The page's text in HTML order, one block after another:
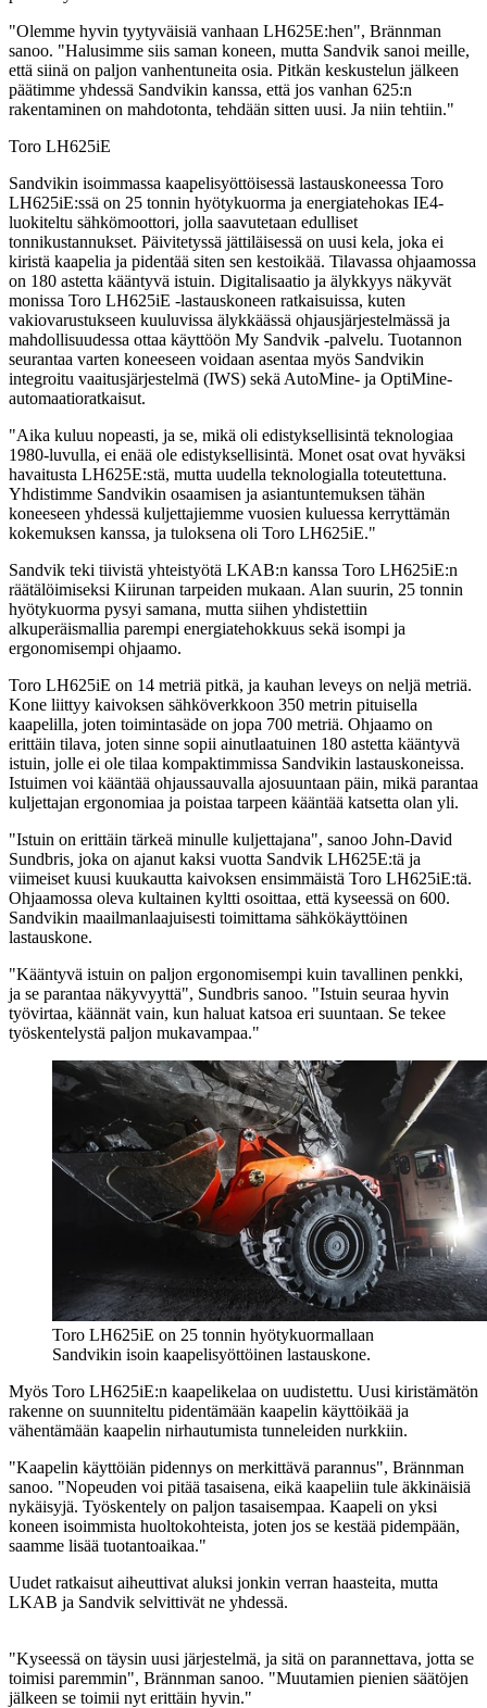
"Olemme hyvin tyytyväisiä vanhaan LH625E:hen", Brännman
sanoo. "Halusimme siis saman koneen, mutta Sandvik sanoi meille,
että siinä on paljon vanhentuneita osia. Pitkän keskustelun jälkeen
päätimme yhdessä Sandvikin kanssa, että jos vanhan 625:n
rakentaminen on mahdotonta, tehdään sitten uusi. Ja niin tehtiin."
Toro LH625iE
Sandvikin isoimmassa kaapelisyöttöisessä lastauskoneessa Toro
LH625iE:ssä on 25 tonnin hyötykuorma ja energiatehokas IE4-
luokiteltu sähkömoottori, jolla saavutetaan edulliset
tonnikustannukset. Päivitetyssä jättiläisessä on uusi kela, joka ei
kiristä kaapelia ja pidentää siten sen kestoikää. Tilavassa ohjaamossa
on 180 astetta kääntyvä istuin. Digitalisaatio ja älykkyys näkyvät
monissa Toro LH625iE -lastauskoneen ratkaisuissa, kuten
vakiovarustukseen kuuluvissa älykkäässä ohjausjärjestelmässä ja
mahdollisuudessa ottaa käyttöön My Sandvik -palvelu. Tuotannon
seurantaa varten koneeseen voidaan asentaa myös Sandvikin
integroitu vaaitusjärjestelmä (IWS) sekä AutoMine- ja OptiMine-
automaatioratkaisut.
"Aika kuluu nopeasti, ja se, mikä oli edistyksellisintä teknologiaa
1980-luvulla, ei enää ole edistyksellisintä. Monet osat ovat hyväksi
havaitusta LH625E:stä, mutta uudella teknologialla toteutettuna.
Yhdistimme Sandvikin osaamisen ja asiantuntemuksen tähän
koneeseen yhdessä kuljettajiemme vuosien kuluessa kerryttämän
kokemuksen kanssa, ja tuloksena oli Toro LH625iE."
Sandvik teki tiivistä yhteistyötä LKAB:n kanssa Toro LH625iE:n
räätälöimiseksi Kiirunan tarpeiden mukaan. Alan suurin, 25 tonnin
hyötykuorma pysyi samana, mutta siihen yhdistettiin
alkuperäismallia parempi energiatehokkuus sekä isompi ja
ergonomisempi ohjaamo.
Toro LH625iE on 14 metriä pitkä, ja kauhan leveys on neljä metriä.
Kone liittyy kaivoksen sähköverkkoon 350 metrin pituisella
kaapelilla, joten toimintasäde on jopa 700 metriä. Ohjaamo on
erittäin tilava, joten sinne sopii ainutlaatuinen 180 astetta kääntyvä
istuin, jolle ei ole tilaa kompaktimmissa Sandvikin lastauskoneissa.
Istuimen voi kääntää ohjaussauvalla ajosuuntaan päin, mikä parantaa
kuljettajan ergonomiaa ja poistaa tarpeen kääntää katsetta olan yli.
"Istuin on erittäin tärkeä minulle kuljettajana", sanoo John-David
Sundbris, joka on ajanut kaksi vuotta Sandvik LH625E:tä ja
viimeiset kuusi kuukautta kaivoksen ensimmäistä Toro LH625iE:tä.
Ohjaamossa oleva kultainen kyltti osoittaa, että kyseessä on 600.
Sandvikin maailmanlaajuisesti toimittama sähkökäyttöinen
lastauskone.
"Kääntyvä istuin on paljon ergonomisempi kuin tavallinen penkki,
ja se parantaa näkyvyyttä", Sundbris sanoo. "Istuin seuraa hyvin
työvirtaa, käännät vain, kun haluat katsoa eri suuntaan. Se tekee
työskentelystä paljon mukavampaa."
Toro LH625iE on 25 tonnin hyötykuormallaan
Sandvikin isoin kaapelisyöttöinen lastauskone.
Myös Toro LH625iE:n kaapelikelaa on uudistettu. Uusi kiristämätön
rakenne on suunniteltu pidentämään kaapelin käyttöikää ja
vähentämään kaapelin nirhautumista tunneleiden nurkkiin.
"Kaapelin käyttöiän pidennys on merkittävä parannus", Brännman
sanoo. "Nopeuden voi pitää tasaisena, eikä kaapeliin tule äkkinäisiä
nykäisyjä. Työskentely on paljon tasaisempaa. Kaapeli on yksi
koneen isoimmista huoltokohteista, joten jos se kestää pidempään,
saamme lisää tuotantoaikaa."
Uudet ratkaisut aiheuttivat aluksi jonkin verran haasteita, mutta
LKAB ja Sandvik selvittivät ne yhdessä.
"Kyseessä on täysin uusi järjestelmä, ja sitä on parannettava, jotta se
toimisi paremmin", Brännman sanoo. "Muutamien pienien säätöjen
jälkeen se toimii nyt erittäin hyvin."